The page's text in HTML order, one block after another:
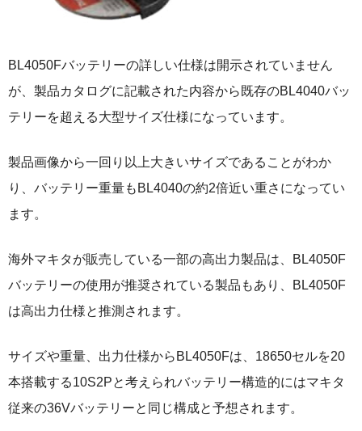
BL4050Fバッテリーの詳しい仕様は開示されていません
が、製品カタログに記載された内容から既存のBL4040バッ
テリーを超える大型サイズ仕様になっています。
製品画像から一回り以上大きいサイズであることがわか
り、バッテリー重量もBL4040の約2倍近い重さになってい
ます。
海外マキタが販売している一部の高出力製品は、BL4050F
バッテリーの使用が推奨されている製品もあり、BL4050F
は高出力仕様と推測されます。
サイズや重量、出力仕様からBL4050Fは、18650セルを20
本搭載する10S2Pと考えられバッテリー構造的にはマキタ
従来の36Vバッテリーと同じ構成と予想されます。